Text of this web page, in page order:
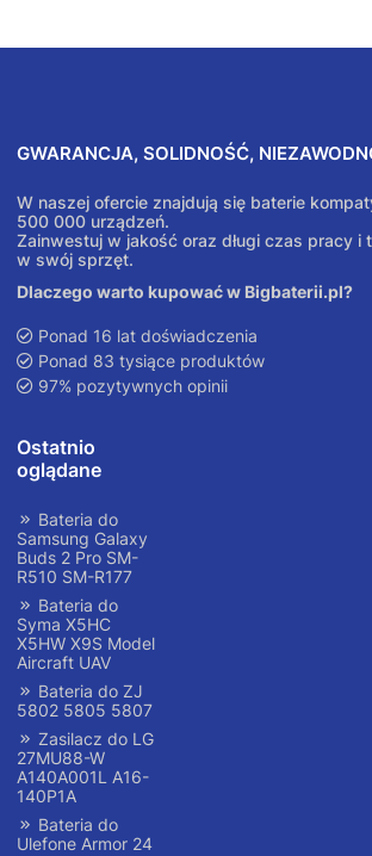
GWARANCJA, SOLIDNOŚĆ,
W naszej ofercie znajdują się baterie
500 000 urządzeń.
Zainwestuj w jakość oraz długi czas pracy i
w swój sprzęt.
Dlaczego warto kupować w Bigbaterii.pl?
Ponad 16 lat doświadczenia
Ponad 83 tysiące produktów
97% pozytywnych opinii
Ostatnio
oglądane
Bateria do
Samsung Galaxy
Buds 2 Pro SM-
R510 SM-R177
Bateria do
Syma X5HC
X5HW X9S Model
Aircraft UAV
Bateria do ZJ
5802 5805 5807
Zasilacz do LG
27MU88-W
A140A001L A16-
140P1A
Bateria do
Ulefone Armor 24